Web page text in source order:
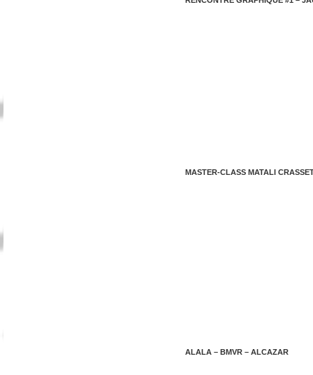
MASTER-CLASS MATALI
ALALA – BMVR – ALCAZAR